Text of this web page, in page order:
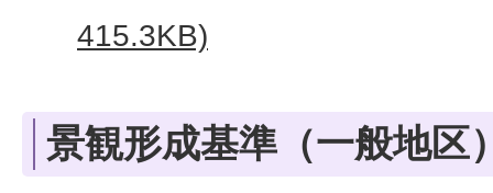
415.3KB)
景観形成基準（一般地区